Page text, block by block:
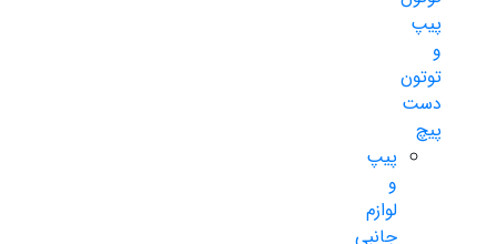
پیپ
و
توتون
دست
پیچ
پیپ
و
لوازم
جانبی